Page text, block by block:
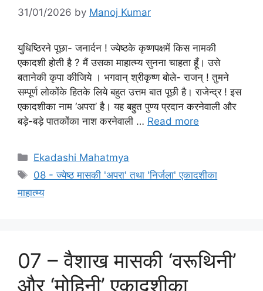
31/01/2026 by Manoj Kumar
युधिष्ठिरने पूछा- जनार्दन ! ज्येष्ठके कृष्णपक्षमें किस नामकी
एकादशी होती है ? मैं उसका माहात्म्य सुनना चाहता हूँ। उसे
बतानेकी कृपा कीजिये । भगवान् श्रीकृष्ण बोले- राजन् ! तुमने
सम्पूर्ण लोकोंके हितके लिये बहुत उत्तम बात पूछी है। राजेन्द्र ! इस
एकादशीका नाम ‘अपरा’ है। यह बहुत पुण्य प्रदान करनेवाली और
बड़े-बड़े पातकोंका नाश करनेवाली … Read more
Categories
Ekadashi Mahatmya
Tags
08 - ज्येष्ठ मासकी 'अपरा' तथा 'निर्जला' एकादशीका
माहात्म्य
07 – वैशाख मासकी ‘वरूथिनी’
और ‘मोहिनी’ एकादशीका